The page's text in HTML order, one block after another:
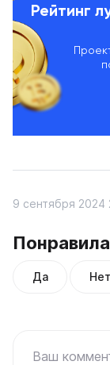
Рейтинг
Да Нет
9 сентября 2024
Ваш